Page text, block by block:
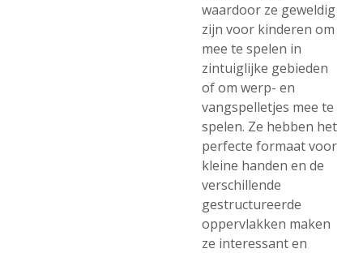
waardoor ze geweldig
zijn voor kinderen om
mee te spelen in
zintuiglijke gebieden
of om werp- en
vangspelletjes mee te
spelen. Ze hebben het
perfecte formaat voor
kleine handen en de
verschillende
gestructureerde
oppervlakken maken
ze interessant en